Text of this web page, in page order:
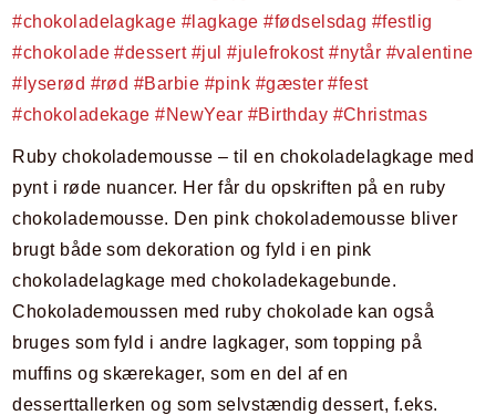
Ruby chokolademousse – til en chokoladelagkage med
pynt i røde nuancer. Her får du opskriften på en ruby
chokolademousse. Den pink chokolademousse bliver
brugt både som dekoration og fyld i en pink
chokoladelagkage med chokoladekagebunde.
Chokolademoussen med ruby chokolade kan også
bruges som fyld i andre lagkager, som topping på
muffins og skærekager, som en del af en
desserttallerken og som selvstændig dessert, f.eks.